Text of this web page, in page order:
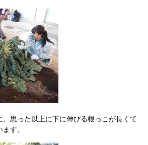
、思った以上に下に伸びる根っこが長くて
す。